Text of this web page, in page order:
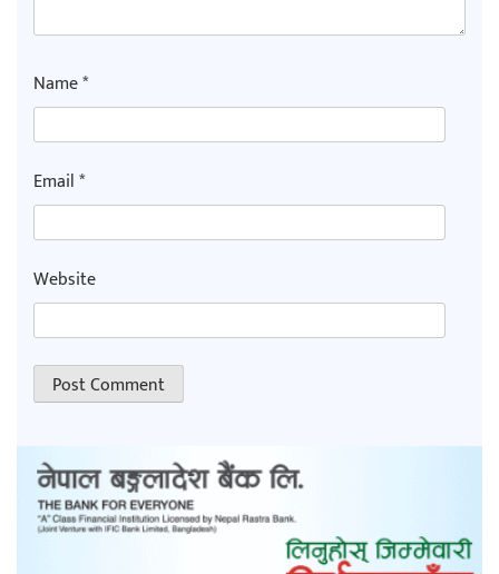
Name*
Email*
Website